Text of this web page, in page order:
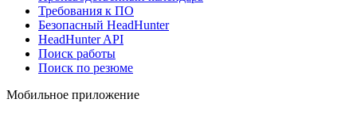
Требования к ПО
Безопасный HeadHunter
HeadHunter API
Поиск работы
Поиск по резюме
Мобильное приложение